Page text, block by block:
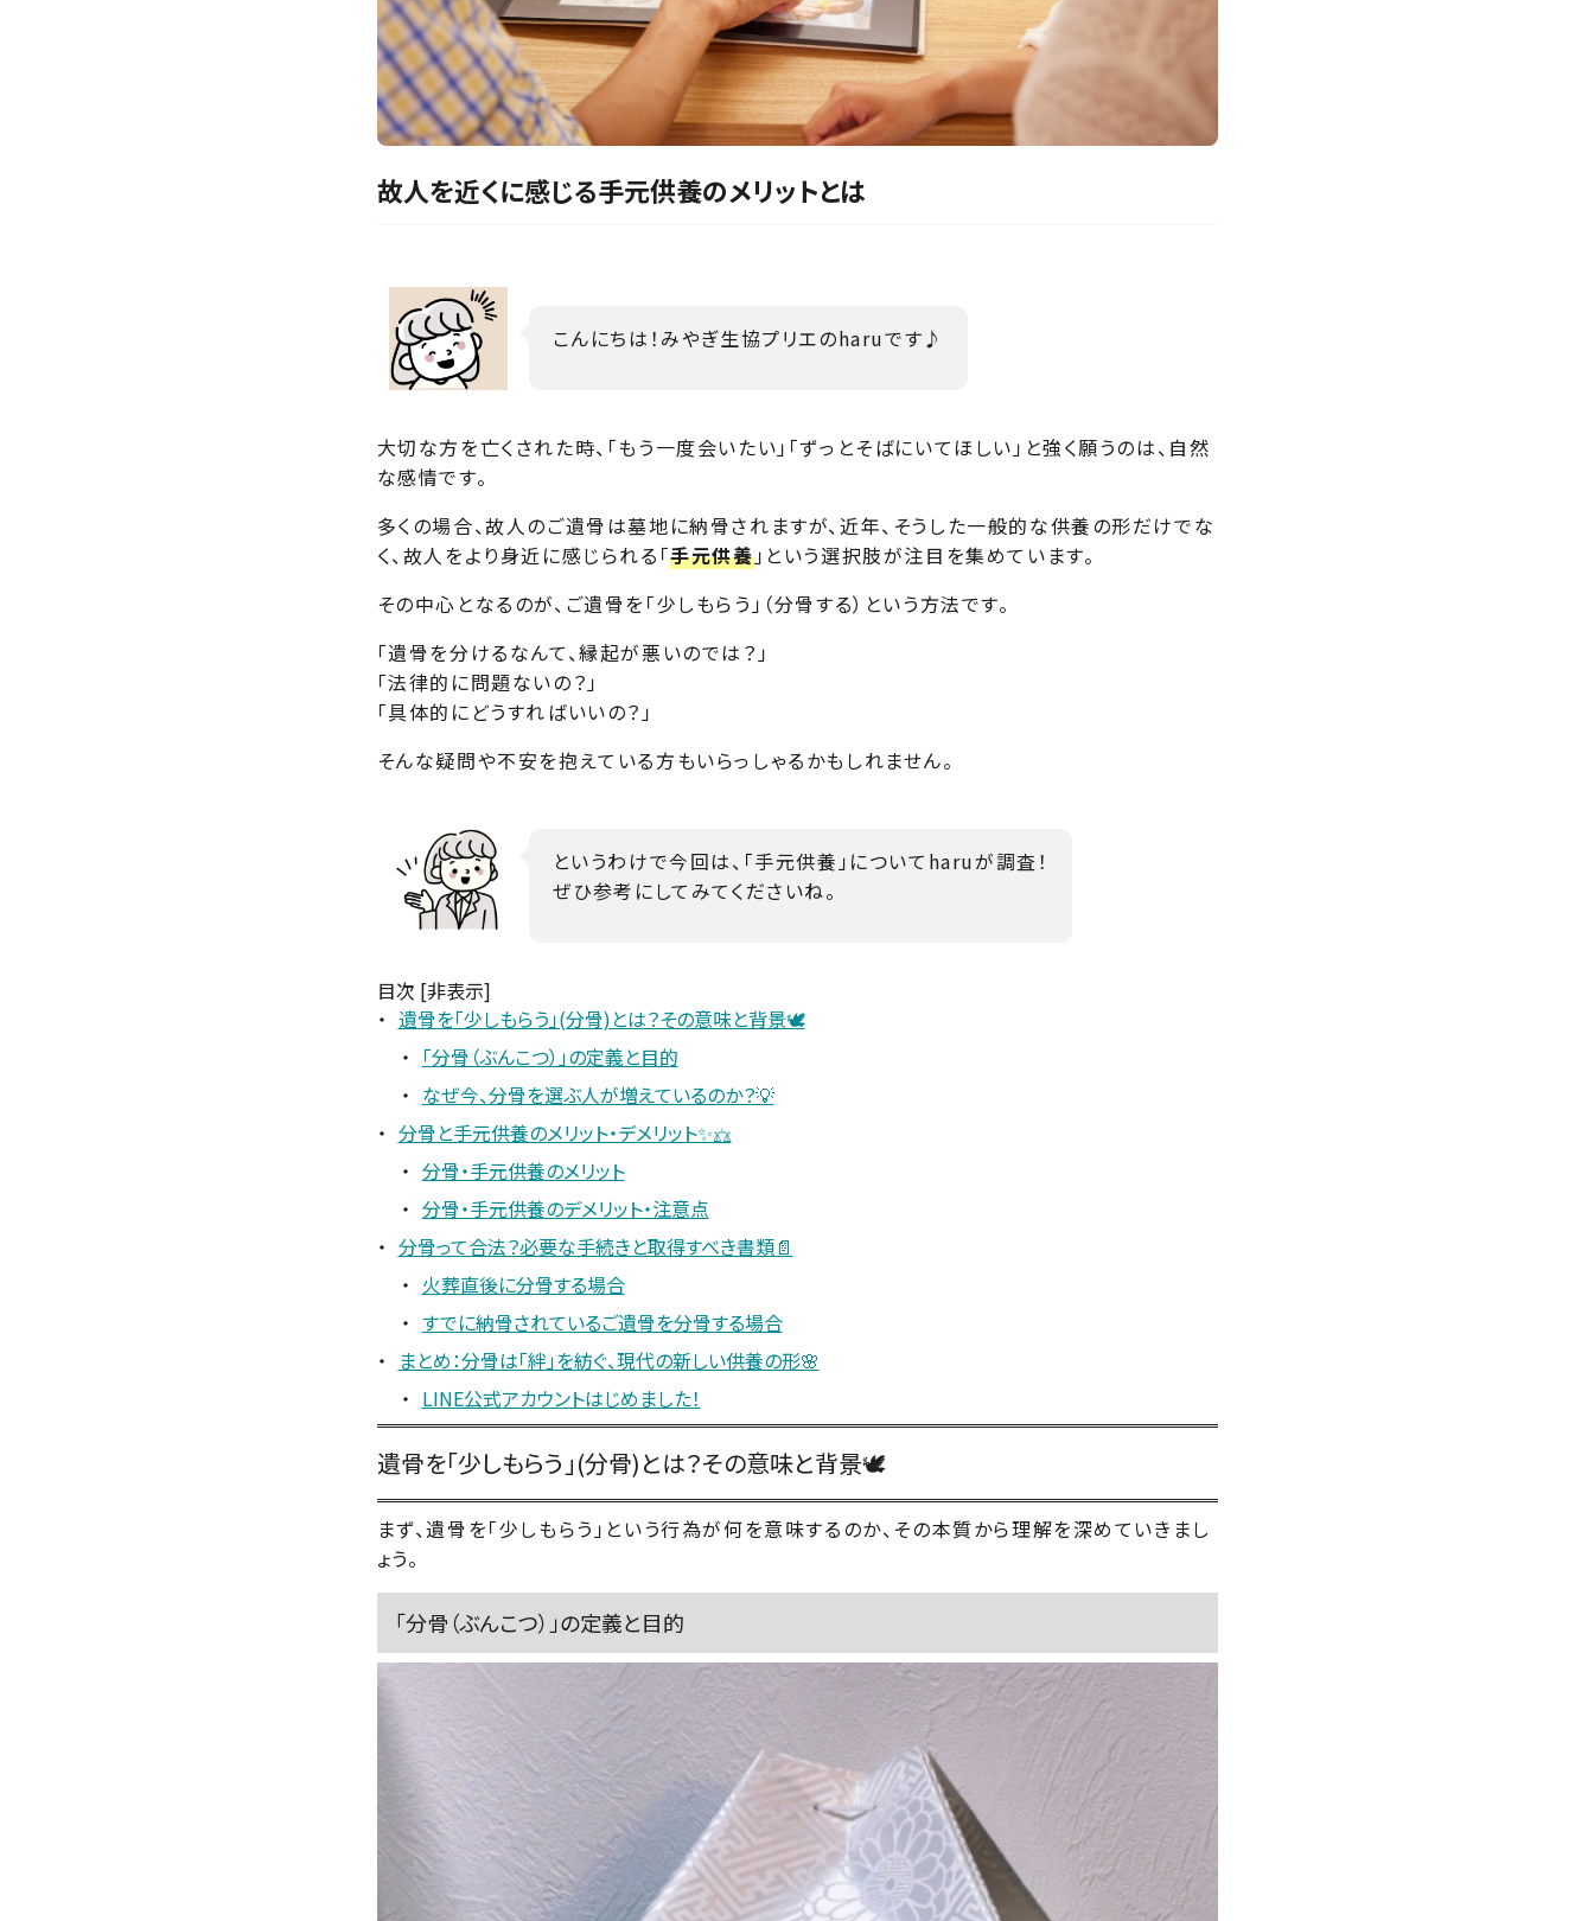
故人を近くに感じる手元供養のメリットとは
こんにちは！みやぎ生協プリエのharuです♪
大切な方を亡くされた時、「もう一度会いたい」「ずっとそばにいてほしい」と強く願うのは、自然
な感情です。
多くの場合、故人のご遺骨は墓地に納骨されますが、近年、そうした一般的な供養の形だけでな
く、故人をより身近に感じられる「手元供養」という選択肢が注目を集めています。
その中心となるのが、ご遺骨を「少しもらう」（分骨する）という方法です。
「遺骨を分けるなんて、縁起が悪いのでは？」
「法律的に問題ないの？」
「具体的にどうすればいいの？」
そんな疑問や不安を抱えている方もいらっしゃるかもしれません。
というわけで今回は、「手元供養」についてharuが調査！
ぜひ参考にしてみてくださいね。
目次 [非表示]
遺骨を「少しもらう」(分骨)とは？その意味と背景🕊️
「分骨（ぶんこつ）」の定義と目的
なぜ今、分骨を選ぶ人が増えているのか？💡
分骨と手元供養のメリット・デメリット✨⚖️
分骨・手元供養のメリット
分骨・手元供養のデメリット・注意点
分骨って合法？必要な手続きと取得すべき書類📄
火葬直後に分骨する場合
すでに納骨されているご遺骨を分骨する場合
まとめ：分骨は「絆」を紡ぐ、現代の新しい供養の形🌸
LINE公式アカウントはじめました！
遺骨を「少しもらう」(分骨)とは？その意味と背景🕊️
まず、遺骨を「少しもらう」という行為が何を意味するのか、その本質から理解を深めていきまし
ょう。
「分骨（ぶんこつ）」の定義と目的